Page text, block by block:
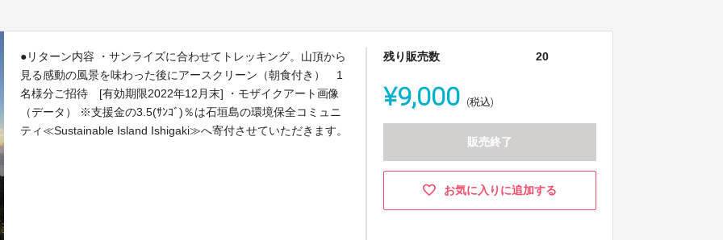
●リターン内容 ・サンライズに合わせてトレッキング。山頂から
見る感動の風景を味わった後にアースクリーン（朝食付き） 1
名様分ご招待 [有効期限2022年12月末] ・モザイクアート画像
（データ） ※支援金の3.5(ｻﾝｺﾞ)％は石垣島の環境保全コミュニ
ティ≪Sustainable Island Ishigaki≫へ寄付させていただきます。
残り販売数 20
¥9,000 (税込)
販売終了
お気に入りに追加する